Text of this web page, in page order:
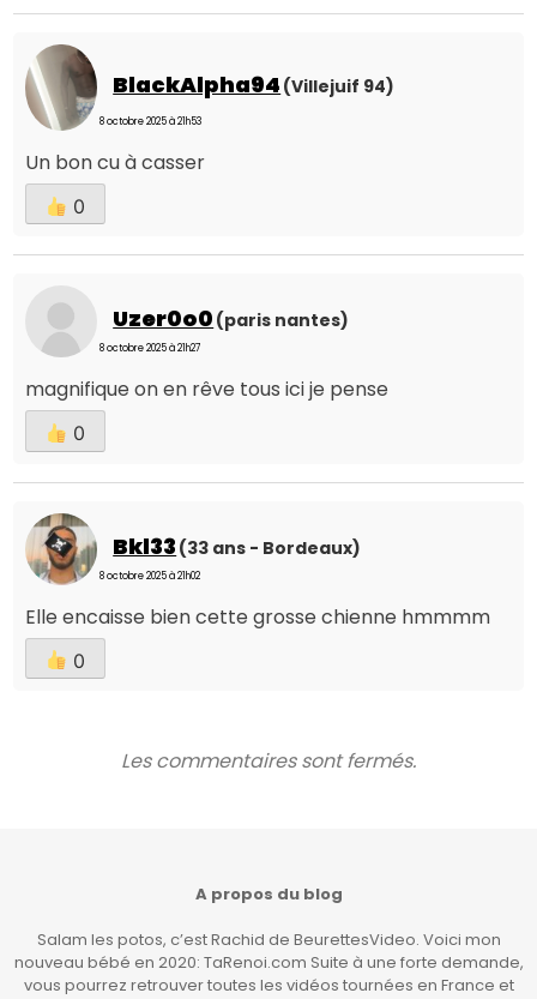
BlackAlpha94 (Villejuif 94)
8 octobre 2025 à 21h53
Un bon cu à casser
0
Uzer0o0 (paris nantes)
8 octobre 2025 à 21h27
magnifique on en rêve tous ici je pense
0
Bkl33 (33 ans - Bordeaux)
8 octobre 2025 à 21h02
Elle encaisse bien cette grosse chienne hmmmm
0
Les commentaires sont fermés.
A propos du blog
Salam les potos, c’est Rachid de BeurettesVideo. Voici mon
nouveau bébé en 2020: TaRenoi.com Suite à une forte demande,
vous pourrez retrouver toutes les vidéos tournées en France et